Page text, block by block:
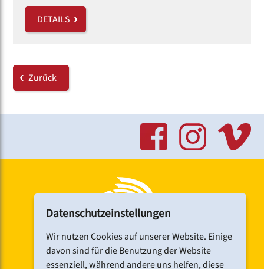
DETAILS
Zurück
Datenschutzeinstellungen
Wir nutzen Cookies auf unserer Website. Einige
davon sind für die Benutzung der Website
essenziell, während andere uns helfen, diese